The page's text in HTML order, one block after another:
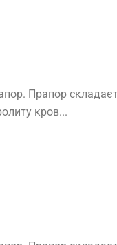
Прапор
кров...